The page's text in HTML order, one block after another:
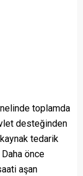
toplamda
desteğinden
tedarik
önce
aşan